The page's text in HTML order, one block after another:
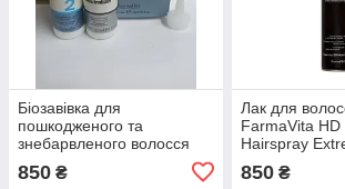
Біозавівка для
пошкодженого та
знебарвленого волосся
Life Waving FarmaVita #2
LIFE WAVING 110х110
850 ₴
Лак для
FarmaVita HD
Hairspray
надсильної
мл
850₴